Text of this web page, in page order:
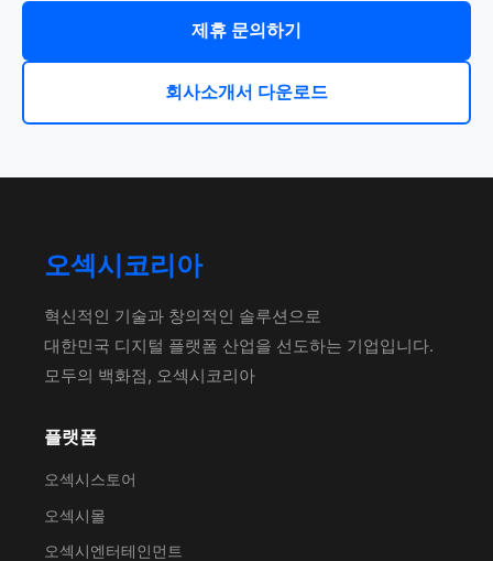
제휴 문의하기
회사소개서 다운로드
오섹시코리아
혁신적인 기술과 창의적인 솔루션으로
대한민국 디지털 플랫폼 산업을 선도하는 기업입니다.
모두의 백화점, 오섹시코리아
플랫폼
오섹시스토어
오섹시몰
오섹시엔터테인먼트